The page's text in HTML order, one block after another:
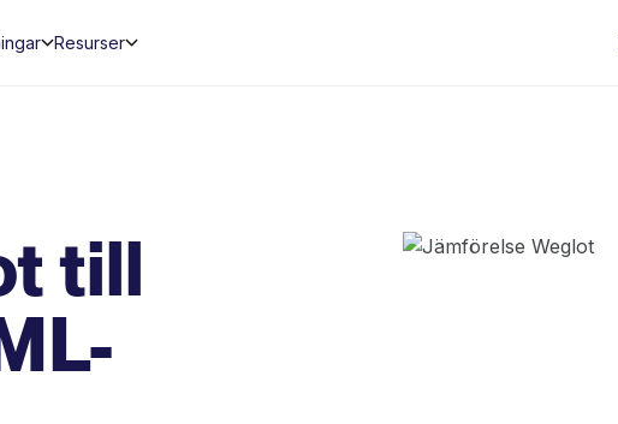
Resurser
till